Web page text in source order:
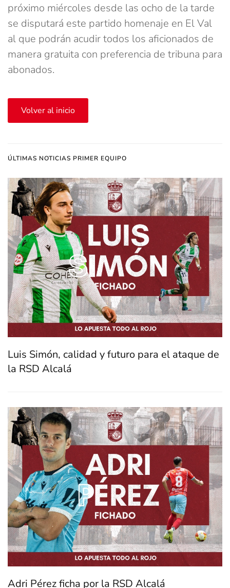
próximo miércoles desde las ocho de la tarde
se disputará este partido homenaje en El Val
al que podrán acudir todos los aficionados de
manera gratuita con preferencia de tribuna para
abonados.
Volver al inicio
ÚLTIMAS NOTICIAS PRIMER EQUIPO
Luis Simón, calidad y futuro para el ataque de
la RSD Alcalá
Adri Pérez ficha por la RSD Alcalá